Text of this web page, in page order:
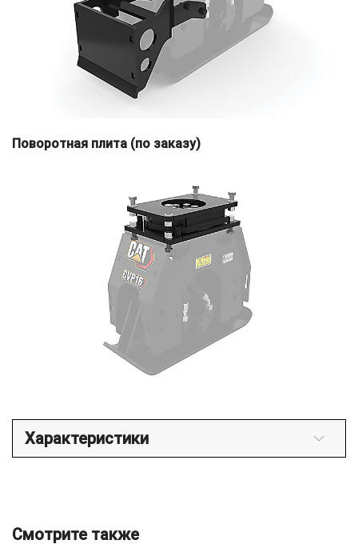
Поворотная плита (по заказу)
Характеристики
Смотрите также